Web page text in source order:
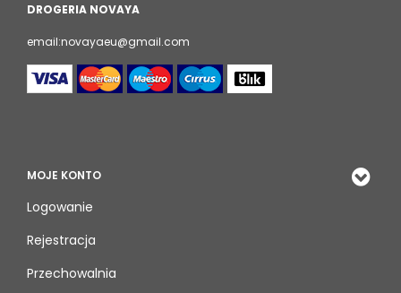
DROGERIA NOVAYA
email:novayaeu@gmail.com
MOJE KONTO
Logowanie
Rejestracja
Przechowalnia